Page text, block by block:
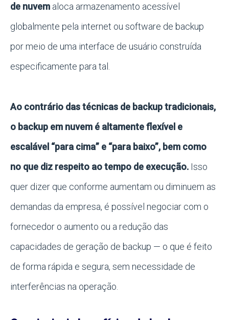
de nuvem aloca armazenamento acessível
globalmente pela internet ou software de backup
por meio de uma interface de usuário construída
especificamente para tal.
Ao contrário das técnicas de backup tradicionais,
o backup em nuvem é altamente flexível e
escalável “para cima” e “para baixo”, bem como
no que diz respeito ao tempo de execução. Isso
quer dizer que conforme aumentam ou diminuem as
demandas da empresa, é possível negociar com o
fornecedor o aumento ou a redução das
capacidades de geração de backup — o que é feito
de forma rápida e segura, sem necessidade de
interferências na operação.